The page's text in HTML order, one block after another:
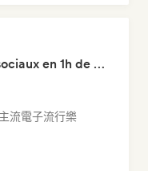
Booste tes réseaux sociaux en 1h de Coaching
流電子流行樂